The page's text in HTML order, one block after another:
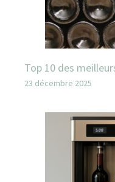
Top 10 des
23 décembre 2025